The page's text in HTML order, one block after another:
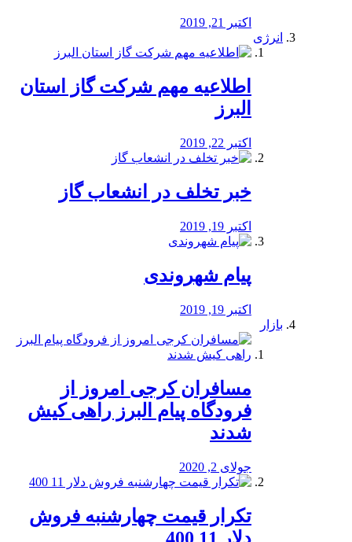
اکتبر 21, 2019
انرژی
️اطلاعیه مهم شرکت گاز استان
البرز
اکتبر 22, 2019
خبر تخلف در انشعاب گاز
اکتبر 19, 2019
پیام شهروندی
اکتبر 19, 2019
بازار
مسافران کرجی امروز از
فرودگاه پیام البرز راهی کیش
شدند
جولای 2, 2020
تکرار قیمت چهارشنبه فروش
دلار 11 400